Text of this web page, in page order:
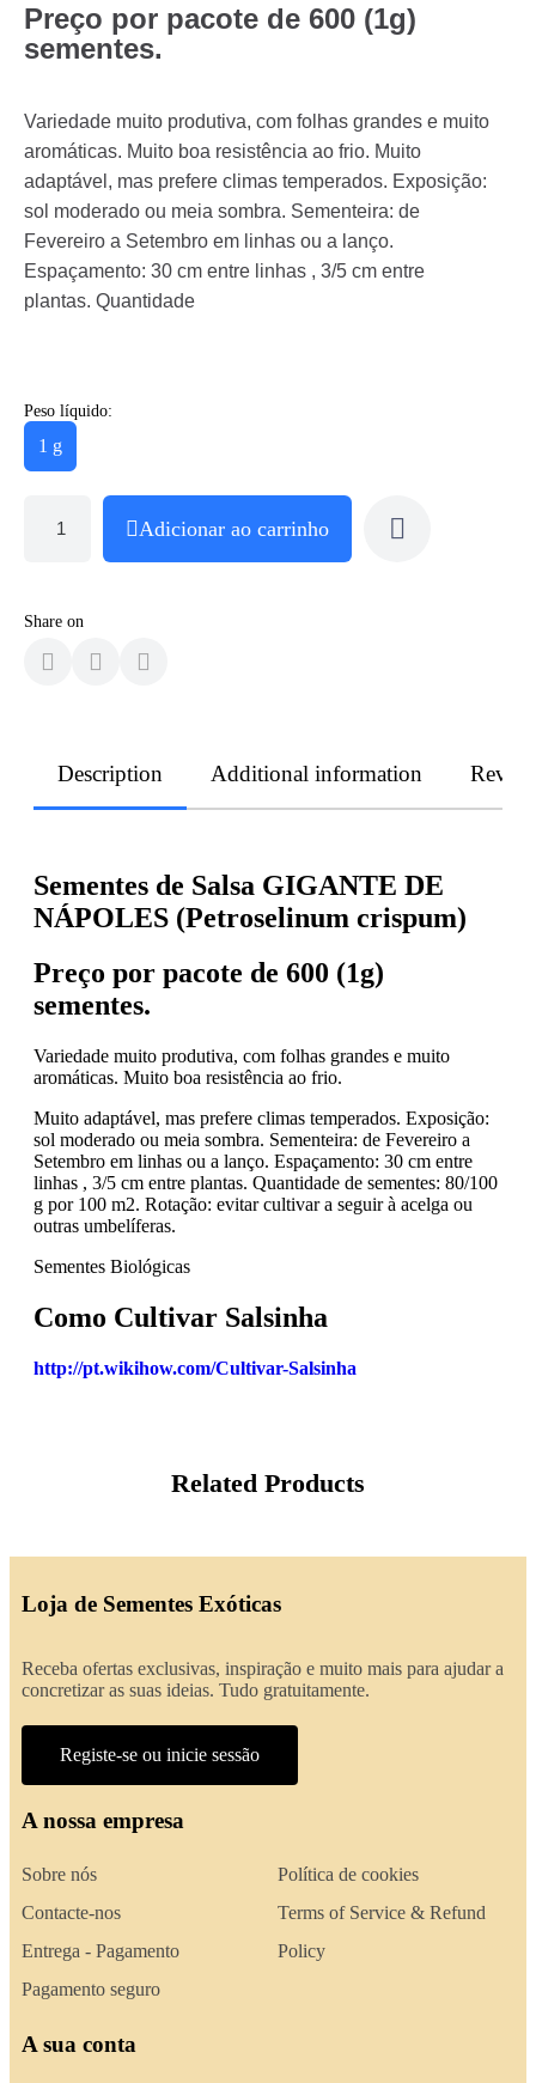
Preço por pacote de 600 (1g)
sementes.
Variedade muito produtiva, com folhas grandes e muito
aromáticas. Muito boa resistência ao frio. Muito
adaptável, mas prefere climas temperados. Exposição:
sol moderado ou meia sombra. Sementeira: de
Fevereiro a Setembro em linhas ou a lanço.
Espaçamento: 30 cm entre linhas , 3/5 cm entre
plantas. Quantidade
Peso líquido:
1 g
Adicionar ao carrinho
Share on
Description Additional information
Sementes de Salsa GIGANTE DE
NÁPOLES (Petroselinum crispum)
Preço por pacote de 600 (1g)
sementes.
Variedade muito produtiva, com folhas grandes e muito
aromáticas. Muito boa resistência ao frio.
Muito adaptável, mas prefere climas temperados. Exposição:
sol moderado ou meia sombra. Sementeira: de Fevereiro a
Setembro em linhas ou a lanço. Espaçamento: 30 cm entre
linhas , 3/5 cm entre plantas. Quantidade de sementes: 80/100
g por 100 m2. Rotação: evitar cultivar a seguir à acelga ou
outras umbelíferas.
Sementes Biológicas
Como Cultivar Salsinha
http://pt.wikihow.com/Cultivar-Salsinha
Related Products
Loja de Sementes Exóticas
Receba ofertas exclusivas, inspiração e muito mais para ajudar a
concretizar as suas ideias. Tudo gratuitamente.
Registe-se ou inicie sessão
A nossa empresa
Sobre nós
Contacte-nos
Entrega - Pagamento
Pagamento seguro
Política de cookies
Terms of Service & Refund
Policy
A sua conta